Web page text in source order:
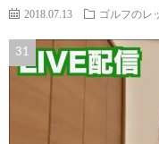
2018.07.13 ゴルフのレ